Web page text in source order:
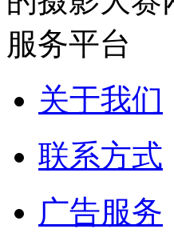
关于我们
联系方式
广告服务